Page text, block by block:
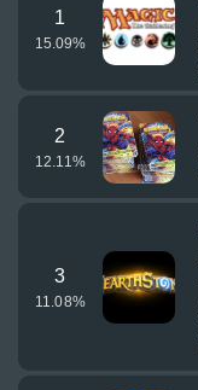
1
15.09%
2
12.11 %
3
11.08%